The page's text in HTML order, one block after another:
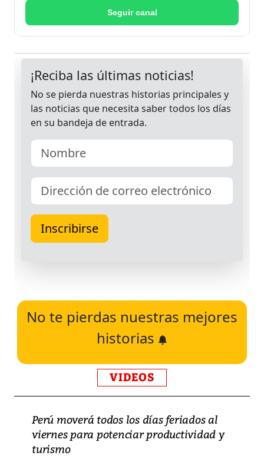
Seguir canal
No te pierdas nuestras mejores
historias
VIDEOS
Perú moverá todos los días feriados al
viernes para potenciar productividad y
turismo